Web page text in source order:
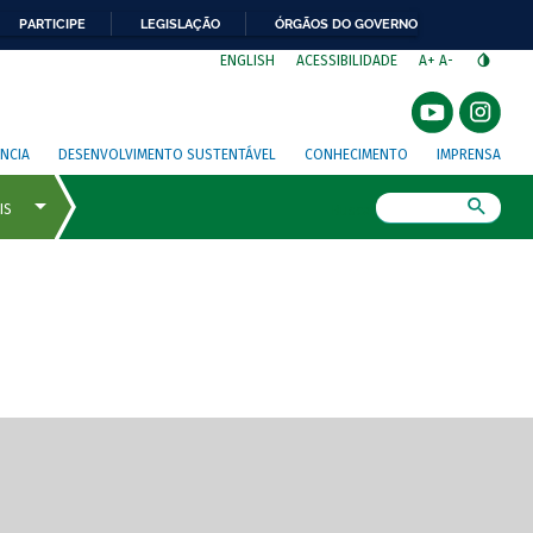
PARTICIPE LEGISLAÇÃO ÓRGÃOS DO GOVERNO
ENGLISH ACESSIBILIDADE A+ A-
DESENVOLVIMENTO SUSTENTÁVEL CONHECIMENTO IMPRENSA
de tela